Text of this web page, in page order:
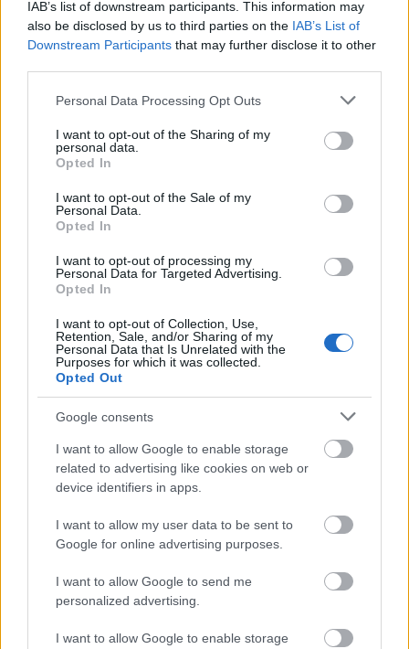
IAB’s list of downstream participants. This information may
also be disclosed by us to third parties on the IAB’s List of
Downstream Participants that may further disclose it to other
Please note that this website/app uses one or more Google
not limited to your visit or usage behaviour. You may click to
grant or deny consent to Google and its third-party tags to
use your data for below specified purposes in below Google
consent section.
Personal Data Processing Opt Outs
I want to opt-out of the Sharing of my
personal data.
Opted In
I want to opt-out of the Sale of my
Personal Data.
Opted In
I want to opt-out of processing my
Personal Data for Targeted Advertising.
Opted In
I want to opt-out of Collection, Use,
Retention, Sale, and/or Sharing of my
Personal Data that Is Unrelated with the
Purposes for which it was collected.
Opted Out
Google consents
I want to allow Google to enable storage
related to advertising like cookies on web or
device identifiers in apps.
I want to allow my user data to be sent to
Google for online advertising purposes.
I want to allow Google to send me
personalized advertising.
I want to allow Google to enable storage
Amire többmillióan vártunk: szombattól másodfokúra
MAGYAR ÉPÍTŐK
Belváros-Lipótváros
játszótér
parkfelújítás
Újragondolják Lipótváros rejtett, zöld parkját
Indulhat a Honvéd tér megújításának tervezése, ahol a
klímatudatos gondolkodás és a helyi identitás erősítése kerül a
középpontba.